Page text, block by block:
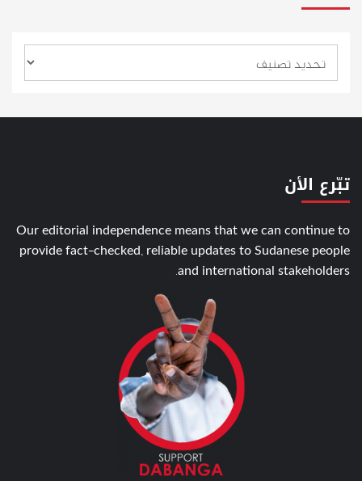
تبّرع الأن
Our editorial independence means that we can continue to
provide fact-checked, reliable updates to Sudanese people
and international stakeholders.